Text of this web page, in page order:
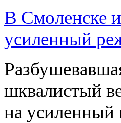
В Смоленске
усиленный
шквалистый
на